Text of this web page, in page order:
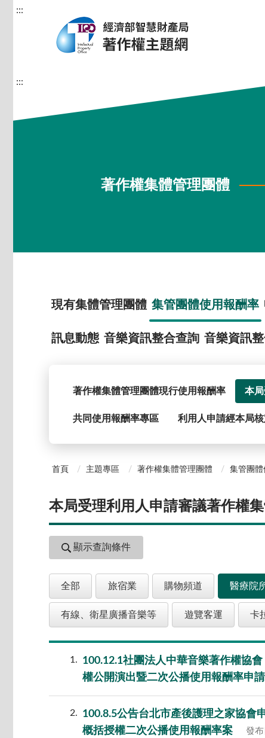
:::
:::
著作權集體管理團體
現有集體管理團體 集管團體使用報酬率
著作權集體管理團體現行使用報酬率 本
共同使用報酬率專區 利用人申請經本局
訊息動態 音樂資訊整合查詢 音樂資訊
首頁 主題專區 著作權集體管理團體 集管團
本局受理利用人申請審議著作權
顯示查詢條件
全部 旅宿業 購物頻道 醫療院
有線、衛星廣播音樂等 遊覽客運 卡
1
100.12.1社團法人中華音樂著作權協
權公開演出暨二次公播使用報酬率申
2
100.8.5公告台北市產後護理之家協會
概括授權二次公播使用報酬率案
發